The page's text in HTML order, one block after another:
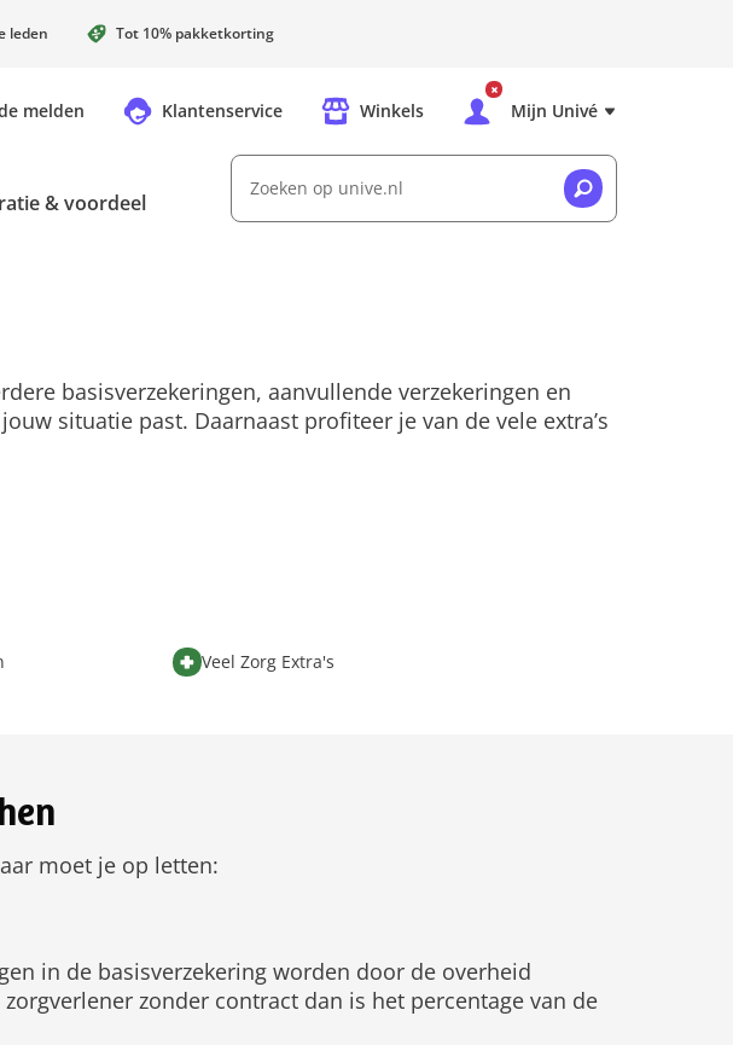
leden Tot 10% pakketkorting
melden Klantenservice Winkels Mijn Univé
& voordeel
Zoeken op unive.nl
basisverzekeringen, aanvullende verzekeringen en
situatie past. Daarnaast profiteer je van de vele extra’s
Veel Zorg Extra's
moet je op letten:
in de basisverzekering worden door de overheid
zonder contract dan is het percentage van de